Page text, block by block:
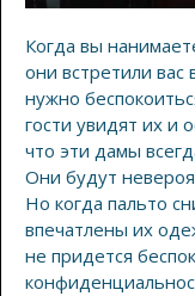
Когда вы
они встретили вас
нужно
гости увидят их и
что эти дамы
Они будут
Но когда пальто
впечатлены их
не придется